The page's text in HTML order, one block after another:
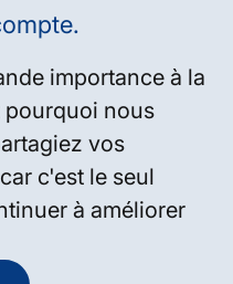
importance à la
pourquoi nous
vos
c'est le seul
à améliorer